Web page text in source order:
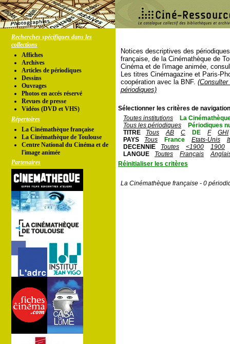
Recherches spécifiques dans les
collections
Affiches
Archives
Articles de périodiques
Dessins
Ouvrages
Photos en accés réservé
Revues de presse
Vidéos (DVD et VHS)
Répertoires
La Cinémathèque française
La Cinémathèque de Toulouse
Centre National du Cinéma et de
l'image animée
Partenaires
Notices descriptives des
française, de la Cinémathèque de
Cinéma et de l'image animée,
Les titres Cinémagazine et Paris-
coopération avec la BNF.
périodiques)
Sélectionner les critères de
Toutes institutions
La
Tous les périodiques
Périodiques
TITRE
Tous AB C DE F
GHI
PAYS
Tous France Etats-Unis
DECENNIE
Toutes <1900
1900
LANGUE
Toutes Français
Réinitialiser les critères
La Cinémathèque française - 0